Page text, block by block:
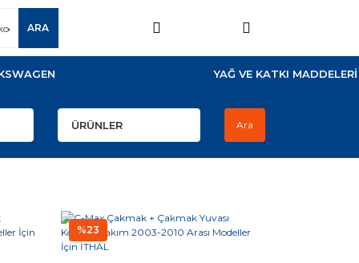
ARA
YAĞ VE KATKI MADDELERİ
Ara
%23